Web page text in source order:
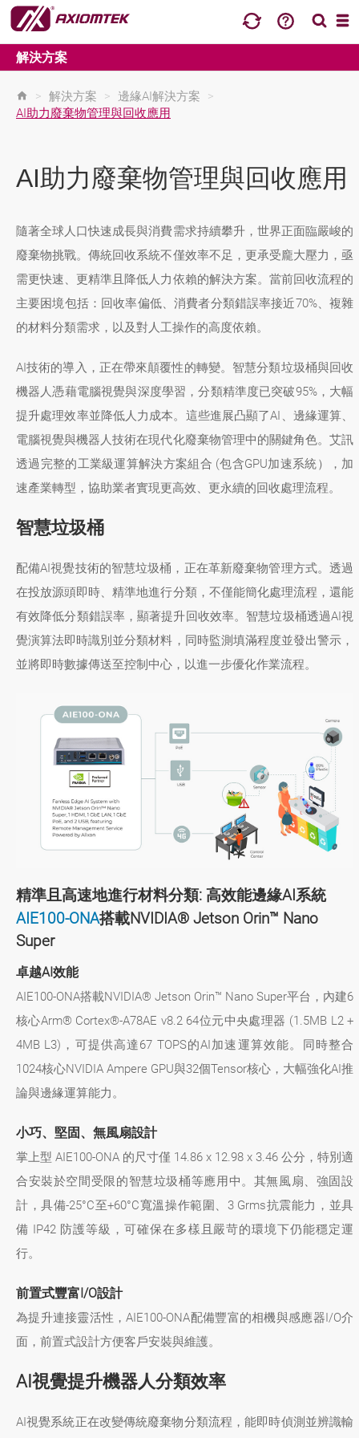
解決方案
> 解決方案 > 邊緣AI解決方案
>
AI助力廢棄物管理與回收應用
AI助力廢棄物管理與回收應用
隨著全球人口快速成長與消費需求持續攀升，世界正面臨嚴峻的
廢棄物挑戰。傳統回收系統不僅效率不足，更承受龐大壓力，亟
需更快速、更精準且降低人力依賴的解決方案。當前回收流程的
主要困境包括：回收率偏低、消費者分類錯誤率接近70%、複雜
的材料分類需求，以及對人工操作的高度依賴。
AI技術的導入，正在帶來顛覆性的轉變。智慧分類垃圾桶與回收
機器人憑藉電腦視覺與深度學習，分類精準度已突破95%，大幅
提升處理效率並降低人力成本。這些進展凸顯了AI、邊緣運算、
電腦視覺與機器人技術在現代化廢棄物管理中的關鍵角色。艾訊
透過完整的工業級運算解決方案組合 (包含GPU加速系統），加
速產業轉型，協助業者實現更高效、更永續的回收處理流程。
智慧垃圾桶
配備AI視覺技術的智慧垃圾桶，正在革新廢棄物管理方式。透過
在投放源頭即時、精準地進行分類，不僅能簡化處理流程，還能
有效降低分類錯誤率，顯著提升回收效率。智慧垃圾桶透過AI視
覺演算法即時識別並分類材料，同時監測填滿程度並發出警示，
並將即時數據傳送至控制中心，以進一步優化作業流程。
精準且高速地進行材料分類: 高效能邊緣AI系統
AIE100-ONA搭載NVIDIA® Jetson Orin™ Nano
Super
卓越AI效能
AIE100-ONA搭載NVIDIA® Jetson Orin™ Nano Super平台，內建6
核心Arm® Cortex®-A78AE v8.2 64位元中央處理器 (1.5MB L2 +
4MB L3)，可提供高達67 TOPS的AI加速運算效能。同時整合
1024核心NVIDIA Ampere GPU與32個Tensor核心，大幅強化AI推
論與邊緣運算能力。
小巧、堅固、無風扇設計
掌上型 AIE100-ONA 的尺寸僅 14.86 x 12.98 x 3.46 公分，特別適
合安裝於空間受限的智慧垃圾桶等應用中。其無風扇、強固設
計，具備-25°C至+60°C寬溫操作範圍、3 Grms抗震能力，並具
備 IP42 防護等級，可確保在多樣且嚴苛的環境下仍能穩定運
行。
前置式豐富I/O設計
為提升連接靈活性，AIE100-ONA配備豐富的相機與感應器I/O介
面，前置式設計方便客戶安裝與維護。
AI視覺提升機器人分類效率
AI視覺系統正在改變傳統廢棄物分類流程，能即時偵測並辨識輸